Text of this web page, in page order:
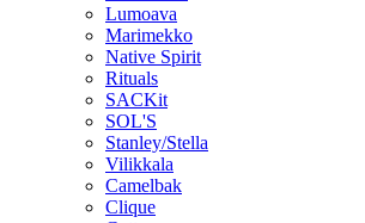
Lumoava
Marimekko
Native Spirit
Rituals
SACKit
SOL'S
Stanley/Stella
Vilikkala
Camelbak
Clique